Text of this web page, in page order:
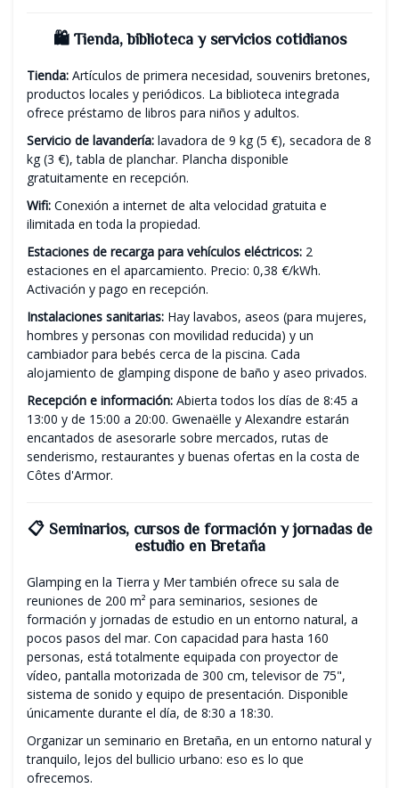
🛍️ Tienda, biblioteca y servicios cotidianos
Tienda: Artículos de primera necesidad, souvenirs bretones,
productos locales y periódicos. La biblioteca integrada
ofrece préstamo de libros para niños y adultos.
Servicio de lavandería: lavadora de 9 kg (5 €), secadora de 8
kg (3 €), tabla de planchar. Plancha disponible
gratuitamente en recepción.
Wifi: Conexión a internet de alta velocidad gratuita e
ilimitada en toda la propiedad.
Estaciones de recarga para vehículos eléctricos: 2
estaciones en el aparcamiento. Precio: 0,38 €/kWh.
Activación y pago en recepción.
Instalaciones sanitarias: Hay lavabos, aseos (para mujeres,
hombres y personas con movilidad reducida) y un
cambiador para bebés cerca de la piscina. Cada
alojamiento de glamping dispone de baño y aseo privados.
Recepción e información: Abierta todos los días de 8:45 a
13:00 y de 15:00 a 20:00. Gwenaëlle y Alexandre estarán
encantados de asesorarle sobre mercados, rutas de
senderismo, restaurantes y buenas ofertas en la costa de
Côtes d'Armor.
📋 Seminarios, cursos de formación y jornadas de
estudio en Bretaña
Glamping en la Tierra y Mer también ofrece su sala de
reuniones de 200 m² para seminarios, sesiones de
formación y jornadas de estudio en un entorno natural, a
pocos pasos del mar. Con capacidad para hasta 160
personas, está totalmente equipada con proyector de
vídeo, pantalla motorizada de 300 cm, televisor de 75",
sistema de sonido y equipo de presentación. Disponible
únicamente durante el día, de 8:30 a 18:30.
Organizar un seminario en Bretaña, en un entorno natural y
tranquilo, lejos del bullicio urbano: eso es lo que
ofrecemos.